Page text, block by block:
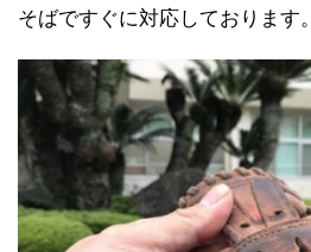
そばですぐに対応しております。